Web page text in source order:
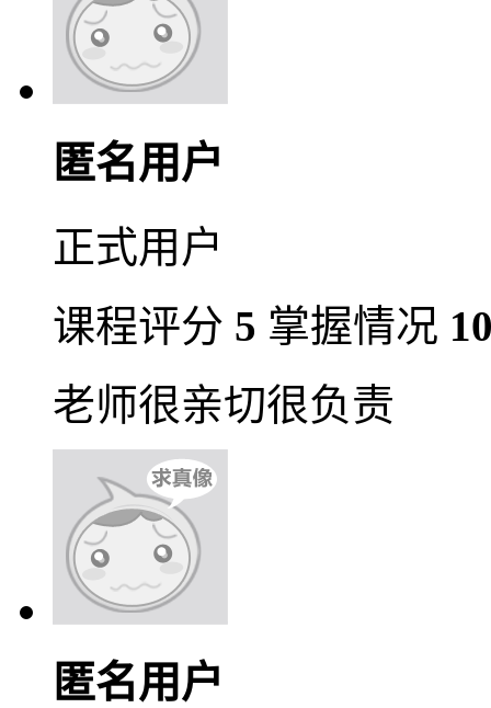
匿名用户
正式用户
课程评分 5 掌握情况
老师很亲切很负责
匿名用户